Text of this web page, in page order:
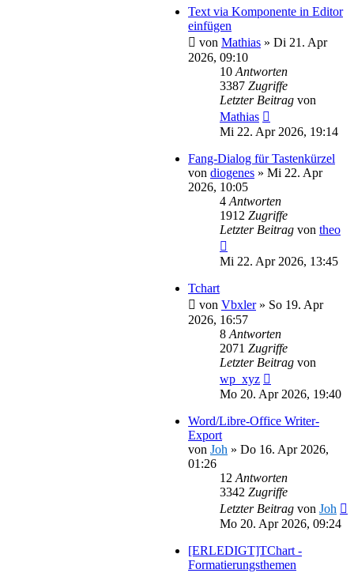
Text via Komponente in Editor
einfügen
von Mathias » Di 21. Apr
2026, 09:10
10 Antworten
3387 Zugriffe
Letzter Beitrag von
Mathias
Mi 22. Apr 2026, 19:14
Fang-Dialog für Tastenkürzel
von diogenes » Mi 22. Apr
2026, 10:05
4 Antworten
1912 Zugriffe
Letzter Beitrag von theo
Mi 22. Apr 2026, 13:45
Tchart
von Vbxler» So 19. Apr
2026, 16:57
8 Antworten
2071 Zugriffe
Letzter Beitrag von
wp_xyz
Mo 20. Apr 2026, 19:40
Word/Libre-Office Writer-
Export
von Joh » Do 16. Apr 2026,
01:26
12 Antworten
3342 Zugriffe
Letzter Beitrag von Joh
Mo 20. Apr 2026, 09:24
[ERLEDIGT]TChart -
Formatierungsthemen